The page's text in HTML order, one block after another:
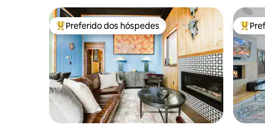
Entre os melhores preferidos dos hóspedes
Preferido dos hóspedes Entre